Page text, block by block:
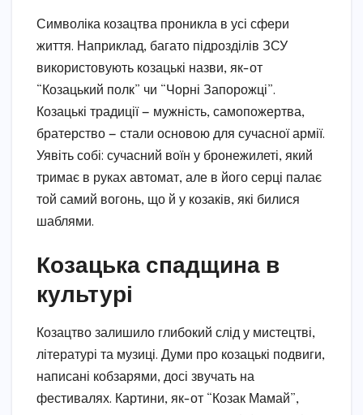
Символіка козацтва проникла в усі сфери
життя. Наприклад, багато підрозділів ЗСУ
використовують козацькі назви, як-от
“Козацький полк” чи “Чорні Запорожці”.
Козацькі традиції — мужність, самопожертва,
братерство — стали основою для сучасної армії.
Уявіть собі: сучасний воїн у бронежилеті, який
тримає в руках автомат, але в його серці палає
той самий вогонь, що й у козаків, які билися
шаблями.
Козацька спадщина в
культурі
Козацтво залишило глибокий слід у мистецтві,
літературі та музиці. Думи про козацькі подвиги,
написані кобзарями, досі звучать на
фестивалях. Картини, як-от “Козак Мамай”,